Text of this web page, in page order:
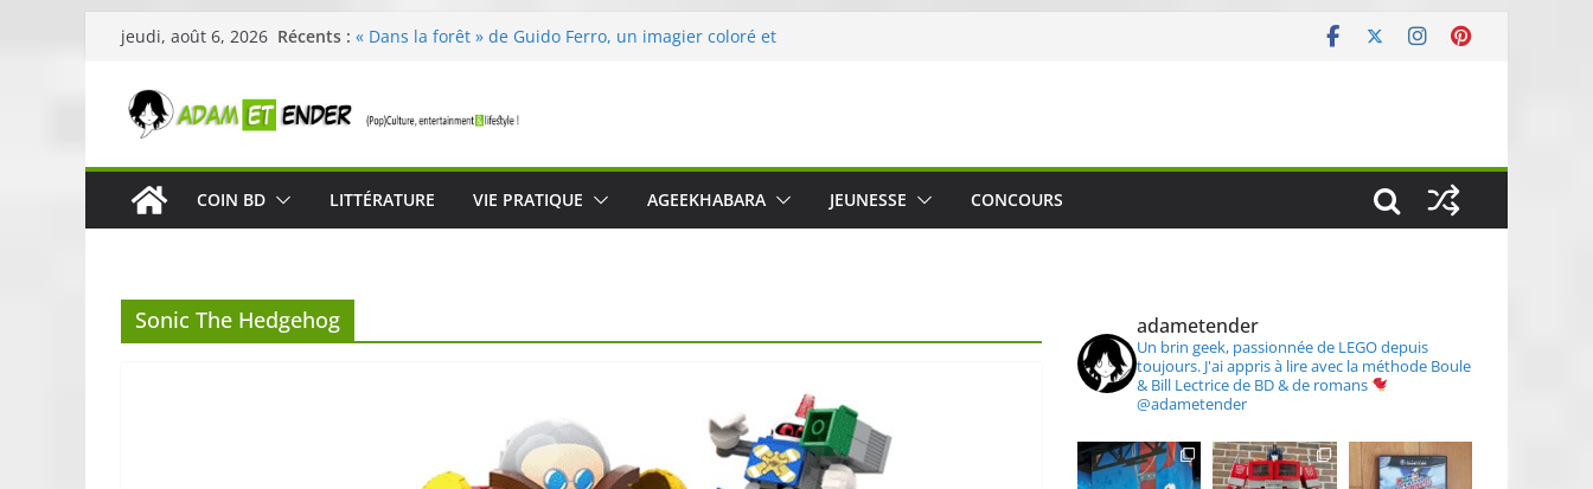
Passer
contenu
jeudi, août 6, 2026 Récents : « Dans la forêt » de Guido Ferro, un imagier coloré et
Célestin en concert : une expérience intime et engagée à
« In The Beginning was The Water », le film concert
néoclassique de Nico Cartosio sur Prime Video le 6 octobre
Skullcandy dévoile le Crusher 540 Active : un casque audio
COIN BD LITTÉRATURE VIE PRATIQUE AGEEKHABARA JEUNESSE CONCOURS
Sonic The Hedgehog adametender
Un brin geek, passionnée de LEGO depuis
toujours. J'ai appris à lire avec la méthode Boule
& Bill Lectrice de BD & de romans
@adametender